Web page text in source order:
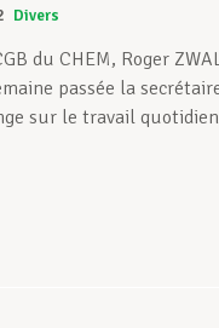
Divers
du CHEM, Roger
passée la
sur le travail